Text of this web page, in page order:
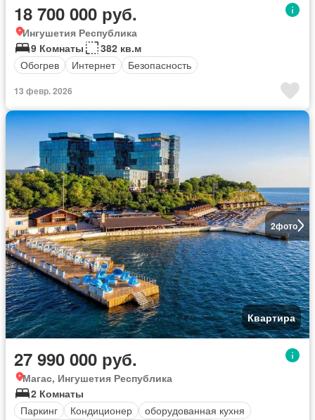
18 700 000 руб.
Ингушетия Республика
9 Комнаты
382 кв.м
Обогрев
Интернет Безопасность
13 февр. 2026
2фото
Квартира
27 990 000 руб.
Магас, Ингушетия Республика
2 Комнаты
Паркинг
Кондиционер
оборудованная кухня